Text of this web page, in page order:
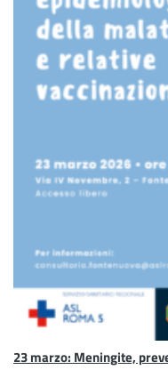
23 marzo: Meningite,